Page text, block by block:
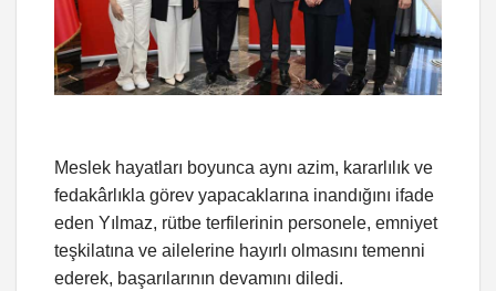
Meslek hayatları boyunca aynı azim, kararlılık ve
fedakârlıkla görev yapacaklarına inandığını ifade
eden Yılmaz, rütbe terfilerinin personele, emniyet
teşkilatına ve ailelerine hayırlı olmasını temenni
ederek, başarılarının devamını diledi.